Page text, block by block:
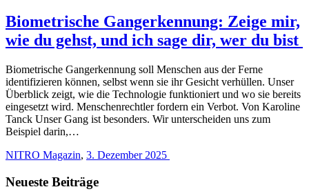
Biometrische Gangerkennung: Zeige mir,
wie du gehst, und ich sage dir, wer du bist
Biometrische Gangerkennung soll Menschen aus der Ferne
identifizieren können, selbst wenn sie ihr Gesicht verhüllen. Unser
Überblick zeigt, wie die Technologie funktioniert und wo sie bereits
eingesetzt wird. Menschenrechtler fordern ein Verbot. Von Karoline
Tanck Unser Gang ist besonders. Wir unterscheiden uns zum
Beispiel darin,…
NITRO Magazin, 3. Dezember 2025
Neueste Beiträge